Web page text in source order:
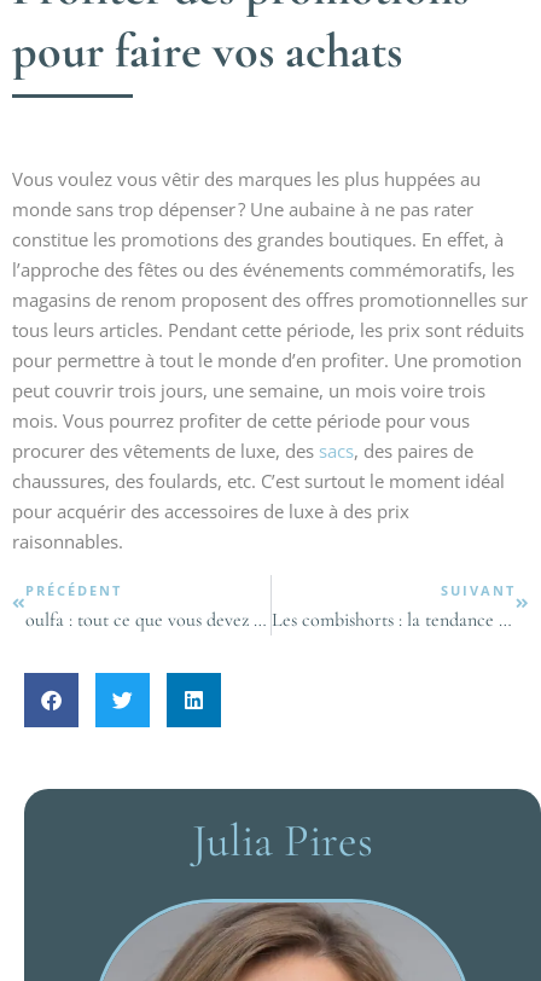
pour faire vos achats
Vous voulez vous vêtir des marques les plus huppées au
monde sans trop dépenser ? Une aubaine à ne pas rater
constitue les promotions des grandes boutiques. En effet, à
l’approche des fêtes ou des événements commémoratifs, les
magasins de renom proposent des offres promotionnelles sur
tous leurs articles. Pendant cette période, les prix sont réduits
pour permettre à tout le monde d’en profiter. Une promotion
peut couvrir trois jours, une semaine, un mois voire trois
mois. Vous pourrez profiter de cette période pour vous
procurer des vêtements de luxe, des sacs, des paires de
chaussures, des foulards, etc. C’est surtout le moment idéal
pour acquérir des accessoires de luxe à des prix
raisonnables.
PRÉCÉDENT
oulfa : tout ce que vous devez savoir sur ce site de rencontre
SUIVANT
Les combishorts : la tendance estivale à adopter d’urgence
Julia Pires